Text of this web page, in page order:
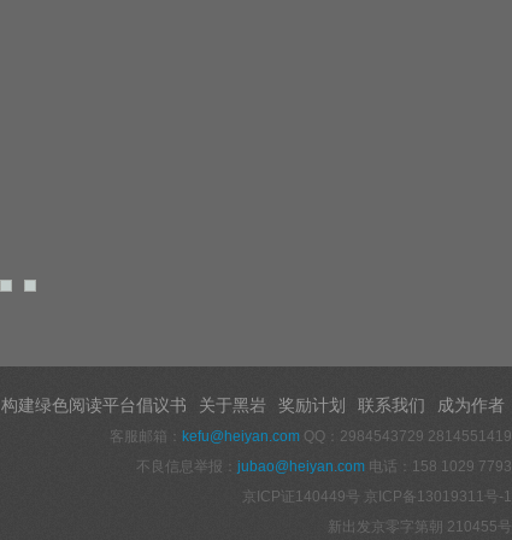
构建绿色阅读平台倡议书 关于黑岩 奖励计划 联系我们 成为作者
客服邮箱： kefu@heiyan.com QQ：2984543729 2814551419
不良信息举报： jubao@heiyan.com 电话：158 1029 7793
京ICP证140449号 京ICP备13019311号-1
新出发京零字第朝 210455号